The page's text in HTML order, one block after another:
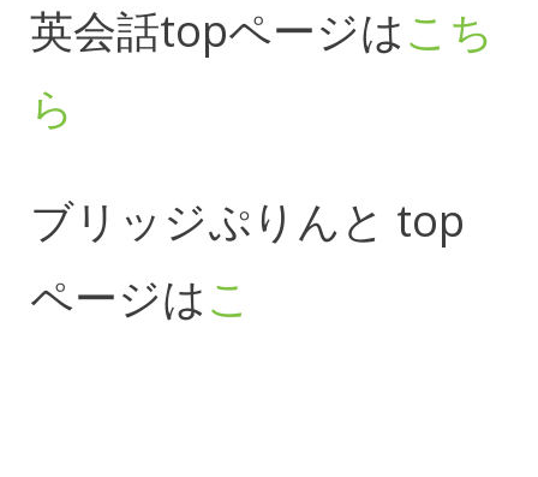
英会話topページはこち
ら
ブリッジぷりんと top
ページはこ